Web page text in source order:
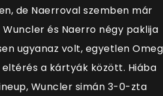
de Naerroval szemben már
és Naerro négy paklija
ugyanaz volt, egyetlen
a kártyák között. Hiába
Wuncler simán 3-0-zta